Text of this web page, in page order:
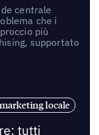
centrale
che i
più
supportato
locale
tutti